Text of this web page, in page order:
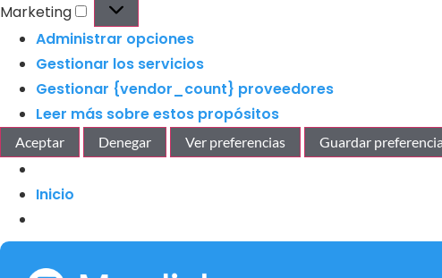
Marketing
Administrar opciones
Gestionar los servicios
Gestionar {vendor_count} proveedores
Leer más sobre estos propósitos
Aceptar Denegar Ver preferencias Guardar
Inicio